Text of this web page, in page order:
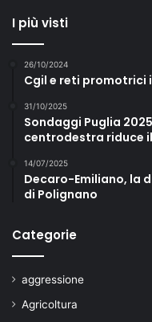
I più visti
26/10/2024
Cgil e reti promotrici
31/10/2025
Sondaggi Puglia
centrodestra riduce
14/07/2025
Decaro-Emiliano, la
di Polignano
Categorie
aggressione
Agricoltura